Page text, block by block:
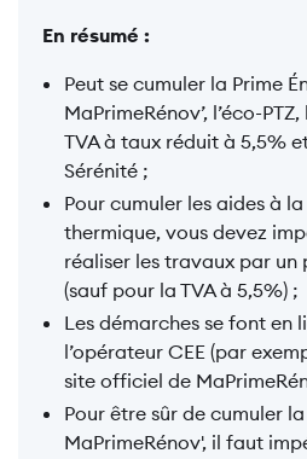
En résumé :
Peut se cumuler la Prime
MaPrimeRénov’, l’éco-
TVA à taux réduit à 5,5%
Sérénité ;
Pour cumuler les aides à
thermique, vous devez
réaliser les travaux par un
(sauf pour la TVA à 5,5%) ;
Les démarches se font en
l’opérateur CEE (par
site officiel de
Pour être sûr de cumuler
MaPrimeRénov', il faut